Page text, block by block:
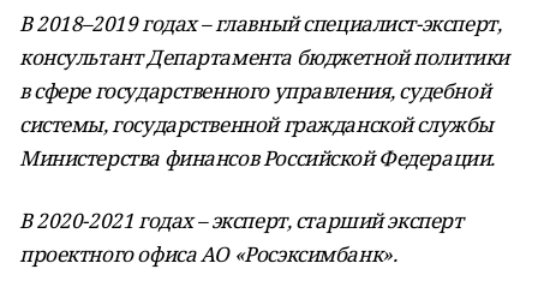
В 2018–2019 годах – главный специалист-эксперт,
консультант Департамента бюджетной политики
в сфере государственного управления, судебной
системы, государственной гражданской службы
Министерства финансов Российской Федерации.
В 2020-2021 годах – эксперт, старший эксперт
проектного офиса АО «Росэксимбанк».